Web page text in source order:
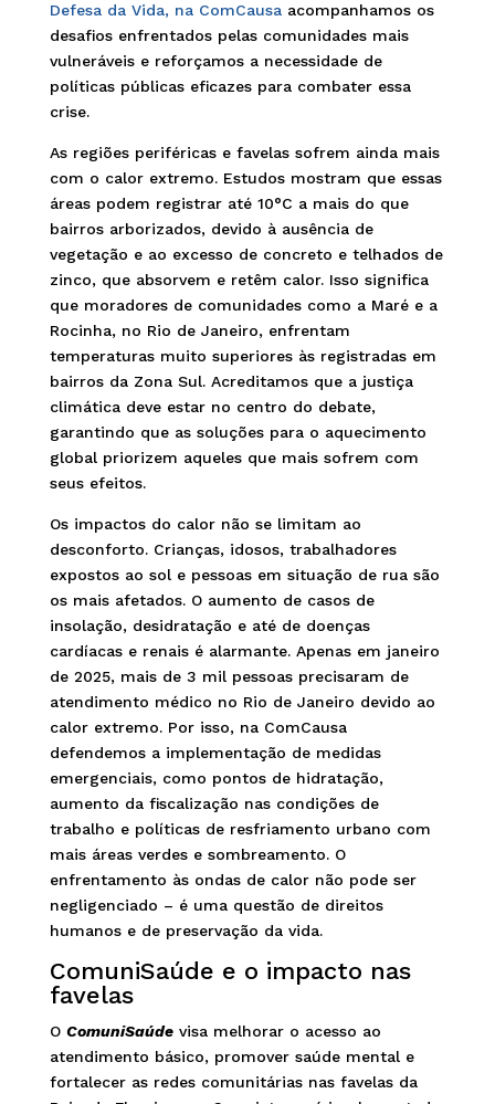
Defesa da Vida, na ComCausaacompanhamos os
desafios enfrentados pelas comunidades mais
vulneráveis e reforçamos a necessidade de
políticas públicas eficazes para combater essa
crise.
As regiões periféricas e favelas sofrem ainda mais
com o calor extremo. Estudos mostram que essas
áreas podem registrar até 10°C a mais do que
bairros arborizados, devido à ausência de
vegetação e ao excesso de concreto e telhados de
zinco, que absorvem e retêm calor. Isso significa
que moradores de comunidades como a Maré e a
Rocinha, no Rio de Janeiro, enfrentam
temperaturas muito superiores às registradas em
bairros da Zona Sul. Acreditamos que a justiça
climática deve estar no centro do debate,
garantindo que as soluções para o aquecimento
global priorizem aqueles que mais sofrem com
seus efeitos.
Os impactos do calor não se limitam ao
desconforto. Crianças, idosos, trabalhadores
expostos ao sol e pessoas em situação de rua são
os mais afetados. O aumento de casos de
insolação, desidratação e até de doenças
cardíacas e renais é alarmante. Apenas em janeiro
de 2025, mais de 3 mil pessoas precisaram de
atendimento médico no Rio de Janeiro devido ao
calor extremo. Por isso, na ComCausa
defendemos a implementação de medidas
emergenciais, como pontos de hidratação,
aumento da fiscalização nas condições de
trabalho e políticas de resfriamento urbano com
mais áreas verdes e sombreamento. O
enfrentamento às ondas de calor não pode ser
negligenciado – é uma questão de direitos
humanos e de preservação da vida.
ComuniSaúde e o impacto nas
favelas
O ComuniSaúdevisa melhorar o acesso ao
atendimento básico, promover saúde mental e
fortalecer as redes comunitárias nas favelas da